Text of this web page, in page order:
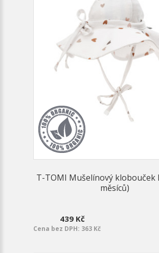
T-TOMI Mušelínový klobouček
měsíců)
439 Kč
Cena bez DPH: 363 Kč